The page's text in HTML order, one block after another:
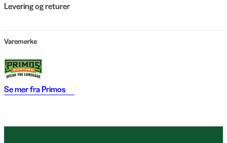
Levering og returer
Varemerke
Se mer fra Primos